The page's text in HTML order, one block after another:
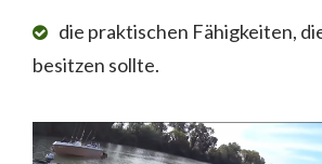
die praktischen Fähigkeiten,
besitzen sollte.